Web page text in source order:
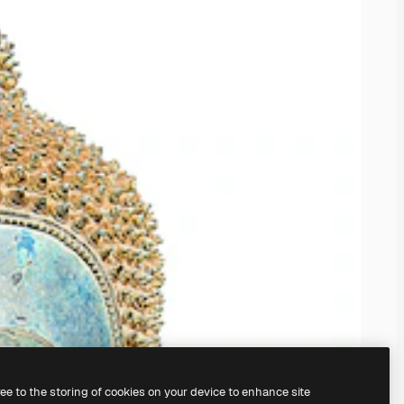
to the storing of cookies on your device to enhance site